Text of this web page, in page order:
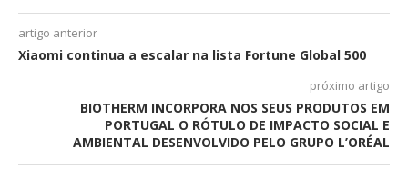
artigo anterior
Xiaomi continua a escalar na lista Fortune Global 500
próximo artigo
BIOTHERM INCORPORA NOS SEUS PRODUTOS EM
PORTUGAL O RÓTULO DE IMPACTO SOCIAL E
AMBIENTAL DESENVOLVIDO PELO GRUPO L’ORÉAL